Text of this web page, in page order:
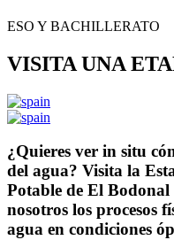
ESO Y BACHILLERATO
VISITA UNA
¿Quieres ver in situ
del agua? Visita la
Potable de El
nosotros los procesos
agua en condiciones